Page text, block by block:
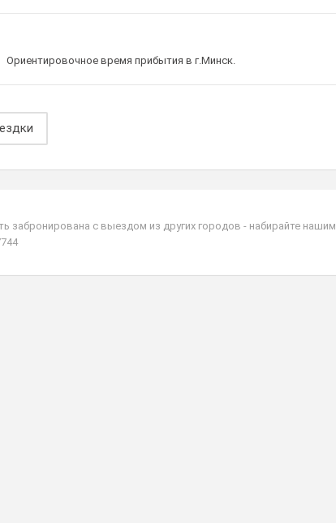
Ориентировочное время прибытия в г.Минск.
забронирована с выездом из других городов - набирайте нашим